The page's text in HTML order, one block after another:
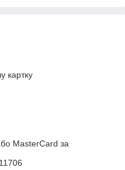
картку
MasterCard за